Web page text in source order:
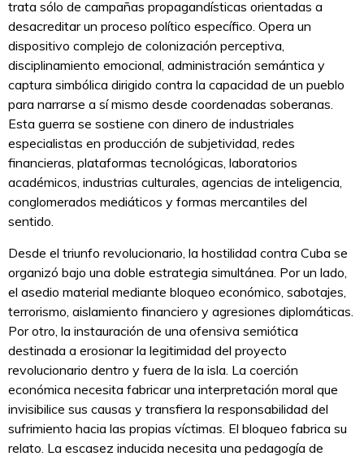
trata sólo de campañas propagandísticas orientadas a
desacreditar un proceso político específico. Opera un
dispositivo complejo de colonización perceptiva,
disciplinamiento emocional, administración semántica y
captura simbólica dirigido contra la capacidad de un pueblo
para narrarse a sí mismo desde coordenadas soberanas.
Esta guerra se sostiene con dinero de industriales
especialistas en producción de subjetividad, redes
financieras, plataformas tecnológicas, laboratorios
académicos, industrias culturales, agencias de inteligencia,
conglomerados mediáticos y formas mercantiles del
sentido.
Desde el triunfo revolucionario, la hostilidad contra Cuba se
organizó bajo una doble estrategia simultánea. Por un lado,
el asedio material mediante bloqueo económico, sabotajes,
terrorismo, aislamiento financiero y agresiones diplomáticas.
Por otro, la instauración de una ofensiva semiótica
destinada a erosionar la legitimidad del proyecto
revolucionario dentro y fuera de la isla. La coerción
económica necesita fabricar una interpretación moral que
invisibilice sus causas y transfiera la responsabilidad del
sufrimiento hacia las propias víctimas. El bloqueo fabrica su
relato. La escasez inducida necesita una pedagogía de